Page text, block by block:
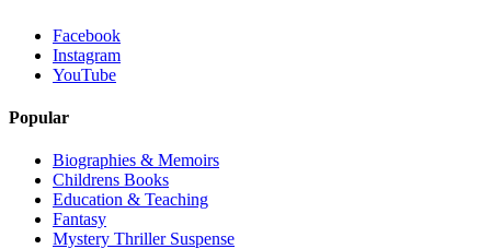
Facebook
Instagram
YouTube
Popular
Biographies & Memoirs
Childrens Books
Education & Teaching
Fantasy
Mystery Thriller Suspense